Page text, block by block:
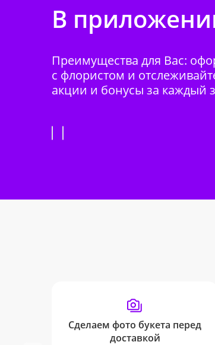
В
Преимущества для Вас:
с флористом и
акции и бонусы за каждый
Сделаем фото букета перед
доставкой